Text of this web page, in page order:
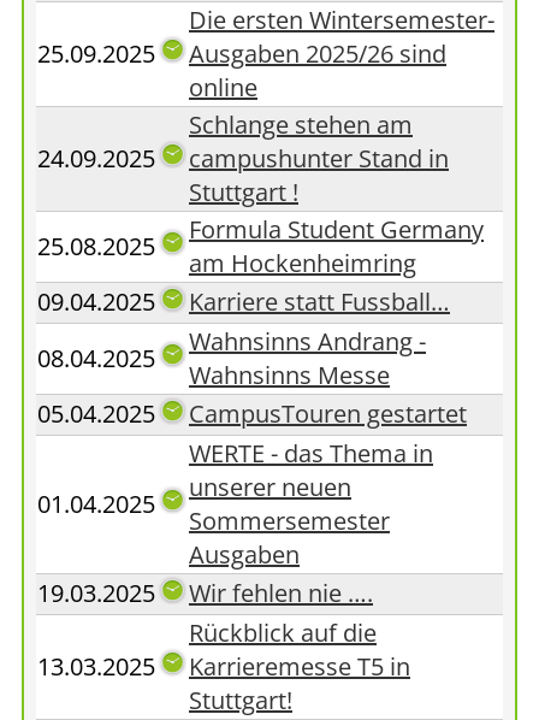
25.09.2025
Die ersten Wintersemester-
Ausgaben 2025/26 sind
online
24.09.2025
Schlange stehen am
campushunter Stand in
Stuttgart !
25.08.2025
Formula Student Germany
am Hockenheimring
09.04.2025
Karriere statt Fussball…
08.04.2025
Wahnsinns Andrang -
Wahnsinns Messe
05.04.2025
CampusTouren gestartet
01.04.2025
WERTE - das Thema in
unserer neuen
Sommersemester
Ausgaben
19.03.2025
Wir fehlen nie ….
13.03.2025
Rückblick auf die
Karrieremesse T5 in
Stuttgart!